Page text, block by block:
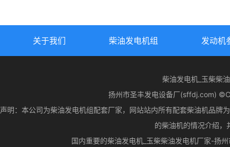
关于我们 柴油发电机组 发动机
柴油发电机_玉柴柴
扬州市圣丰发电设备厂(sffdj.com)
声明：本公司为柴油发电机组配套厂家，网站站内所有配套柴油机品牌
的柴油机的情况介绍，
国内重要的柴油发电机_玉柴柴油发电机厂家-扬